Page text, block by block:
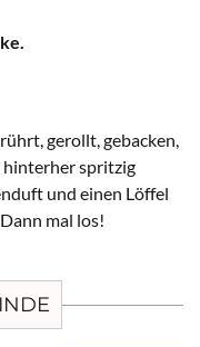
gerollt, gebacken,
hinterher spritzig
und einen Löffel
mal los!